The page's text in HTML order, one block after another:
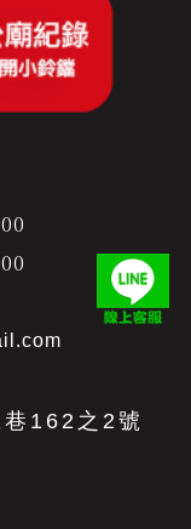
162之2號